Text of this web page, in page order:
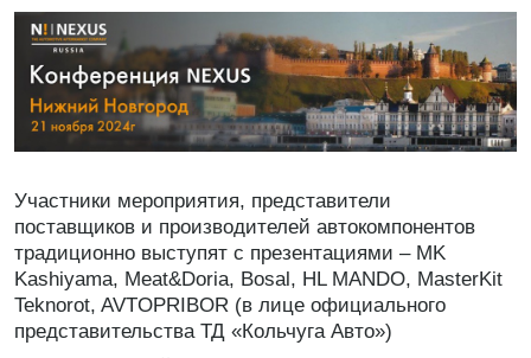
Участники мероприятия, представители
поставщиков и производителей автокомпонентов
традиционно выступят с презентациями – MK
Kashiyama, Meat&Doria, Bosal, HL MANDO, MasterKit
Teknorot, AVTOPRIBOR (в лице официального
представительства ТД «Кольчуга Авто»)